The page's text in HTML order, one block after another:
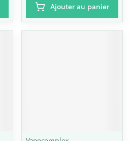
Ajouter au panier